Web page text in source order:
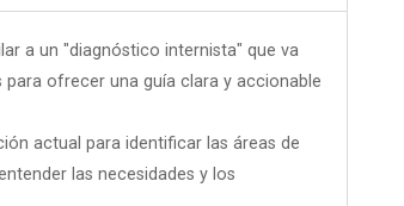
a un "diagnóstico internista" que va
ofrecer una guía clara y accionable
actual para identificar las áreas de
las necesidades y los